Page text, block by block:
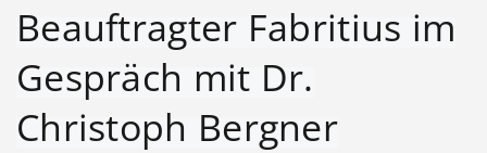
Beauftragter Fabritius im
Gespräch mit Dr.
Christoph Bergner